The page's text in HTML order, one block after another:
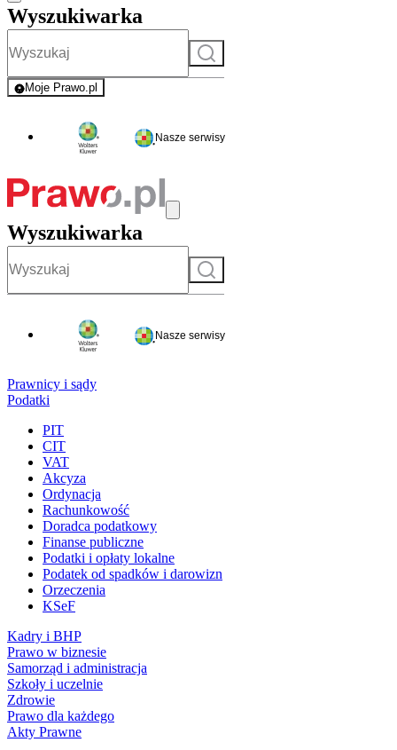
Wyszukiwarka
Szukaj
Moje Prawo.pl
- rejestracja i logowanie do serwisu
Nasze serwisy
Wyszukiwarka
Szukaj
Nasze serwisy
Prawnicy i sądy
Podatki
PIT
CIT
VAT
Akcyza
Ordynacja
Rachunkowość
Doradca podatkowy
Finanse publiczne
Podatki i opłaty lokalne
Podatek od spadków i darowizn
Orzeczenia
KSeF
Kadry i BHP
Prawo w biznesie
Samorząd i administracja
Szkoły i uczelnie
Zdrowie
Prawo dla każdego
Akty Prawne